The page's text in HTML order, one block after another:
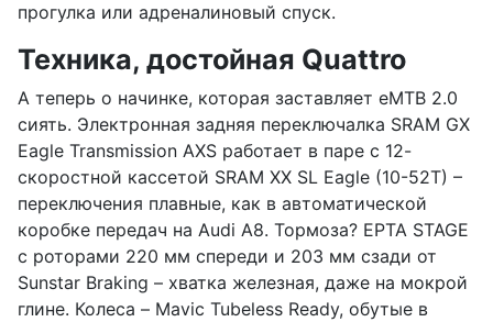
прогулка или адреналиновый спуск.
Техника, достойная Quattro
А теперь о начинке, которая заставляет eMTB 2.0
сиять. Электронная задняя переключалка SRAM GX
Eagle Transmission AXS работает в паре с 12-
скоростной кассетой SRAM XX SL Eagle (10-52T) –
переключения плавные, как в автоматической
коробке передач на Audi A8. Тормоза? EPTA STAGE
с роторами 220 мм спереди и 203 мм сзади от
Sunstar Braking – хватка железная, даже на мокрой
глине. Колеса – Mavic Tubeless Ready, обутые в